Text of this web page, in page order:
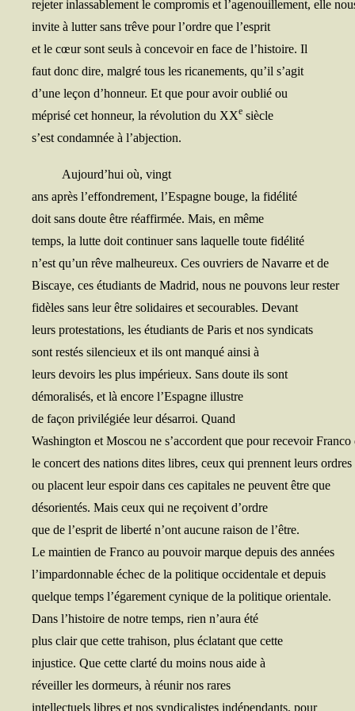
reje­ter inlas­sa­ble­ment le com­pro­mis et l’agenouillement, elle
invite à lut­ter sans trêve pour l’ordre que l’esprit
et le cœur sont seuls à conce­voir en face de l’histoire. Il
faut donc dire, mal­gré tous les rica­ne­ments, qu’il s’agit
d’une leçon d’honneur. Et que pour avoir oublié ou
mépri­sé cet hon­neur, la révo­lu­tion du XXe siècle
s’est condam­née à l’abjection.
Aujourd’hui où, vingt
ans après l’effondrement, l’Espagne bouge, la fidélité
doit sans doute être réaf­fir­mée. Mais, en même
temps, la lutte doit conti­nuer sans laquelle toute fidélité
n’est qu’un rêve mal­heu­reux. Ces ouvriers de Navarre et de
Bis­caye, ces étu­diants de Madrid, nous ne pou­vons leur rester
fidèles sans leur être soli­daires et secou­rables. Devant
leurs pro­tes­ta­tions, les étu­diants de Paris et nos syndicats
sont res­tés silen­cieux et ils ont man­qué ain­si à
leurs devoirs les plus impé­rieux. Sans doute ils sont
démo­ra­li­sés, et là encore l’Espagne illustre
de façon pri­vi­lé­giée leur désar­roi. Quand
Washing­ton et Mos­cou ne s’accordent que pour rece­voir Fran­co
le concert des nations dites libres, ceux qui prennent leurs ordres
ou placent leur espoir dans ces capi­tales ne peuvent être que
déso­rien­tés. Mais ceux qui ne reçoivent d’ordre
que de l’esprit de liber­té n’ont aucune rai­son de l’être.
Le main­tien de Fran­co au pou­voir marque depuis des années
l’impardonnable échec de la poli­tique occi­den­tale et depuis
quelque temps l’égarement cynique de la poli­tique orientale.
Dans l’histoire de notre temps, rien n’aura été
plus clair que cette tra­hi­son, plus écla­tant que cette
injus­tice. Que cette clar­té du moins nous aide à
réveiller les dor­meurs, à réunir nos rares
intel­lec­tuels libres et nos syn­di­ca­listes indé­pen­dants, pour